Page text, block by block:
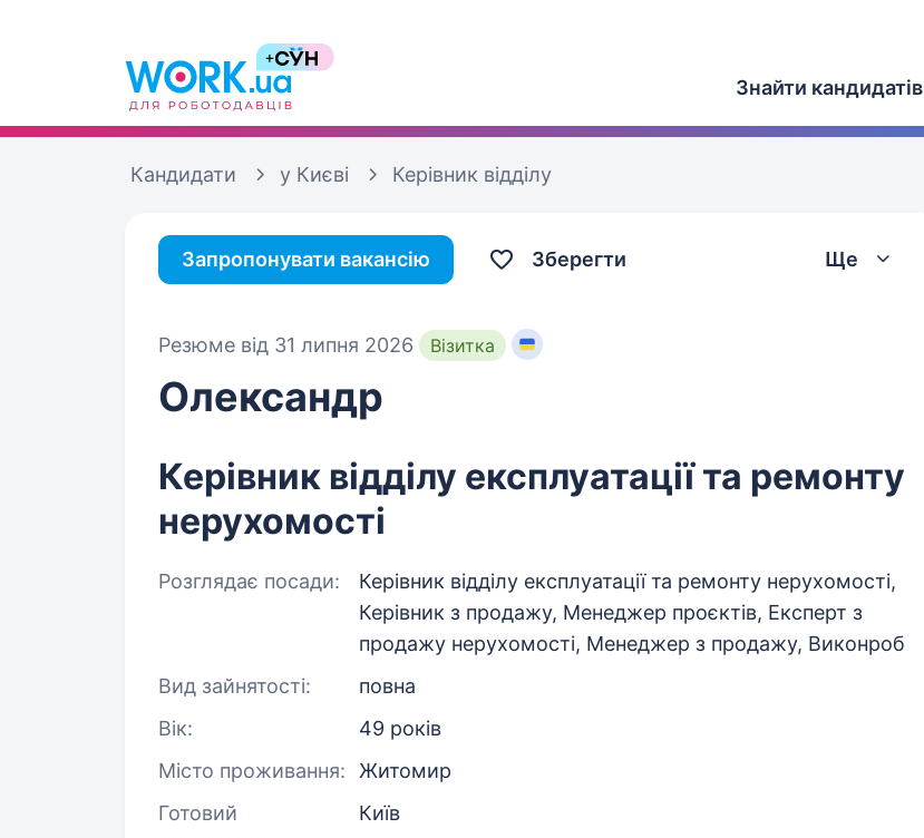
Знайти кандидатів
Кандидати у Києві Керівник відділу
Запропонувати вакансію Зберегти Ще
Резюме від 31 липня 2026 Візитка
Олександр
Керівник відділу експлуатації та ремонту
нерухомості
Розглядає посади:
Керівник відділу експлуатації та ремонту нерухомості,
Керівник з продажу, Менеджер проєктів, Експерт з
продажу нерухомості, Менеджер з продажу, Виконроб
Вид зайнятості:
повна
Вік:
49 років
Місто проживання:
Житомир
Готовий
Київ